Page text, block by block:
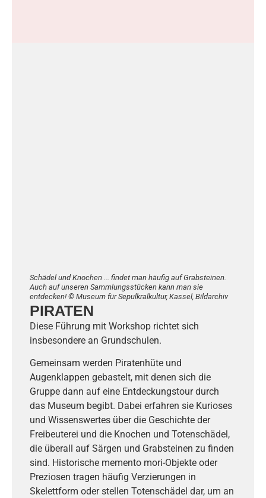
Schädel und Knochen ... findet man häufig auf Grabsteinen.
Auch auf unseren Sammlungsstücken kann man sie
entdecken! © Museum für Sepulkralkultur, Kassel, Bildarchiv
PIRATEN
Diese Führung mit Workshop richtet sich
insbesondere an Grundschulen.
Gemeinsam werden Piratenhüte und
Augenklappen gebastelt, mit denen sich die
Gruppe dann auf eine Entdeckungstour durch
das Museum begibt. Dabei erfahren sie Kurioses
und Wissenswertes über die Geschichte der
Freibeuterei und die Knochen und Totenschädel,
die überall auf Särgen und Grabsteinen zu finden
sind. Historische memento mori-Objekte oder
Preziosen tragen häufig Verzierungen in
Skelettform oder stellen Totenschädel dar, um an